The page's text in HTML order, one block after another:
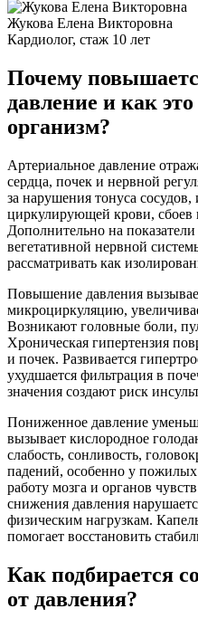
Жукова Елена Викторовна
Кардиолог, стаж 10 лет
Почему
давление и как
организм?
Артериальное давление
сердца, почек и нервной
за нарушения тонуса
циркулирующей крови, сбоев
Дополнительно на
вегетативной нервной
рассматривать как
Повышение давления
микроциркуляцию,
Возникают головные боли,
Хроническая гипертензия
и почек. Развивается
ухудшается фильтрация в
значения создают риск
Пониженное давление
вызывает кислородное
слабость, сонливость,
падений, особенно у
работу мозга и органов
снижения давления
физическим нагрузкам.
помогает восстановить
Как подбирается
от давления?